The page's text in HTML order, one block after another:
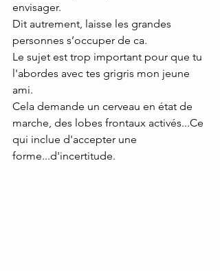
envisager.
Dit autrement, laisse les grandes
personnes s’occuper de ca.
Le sujet est trop important pour que tu
l'abordes avec tes grigris mon jeune
ami.
Cela demande un cerveau en état de
marche, des lobes frontaux activés...Ce
qui inclue d'accepter une
forme...d'incertitude.